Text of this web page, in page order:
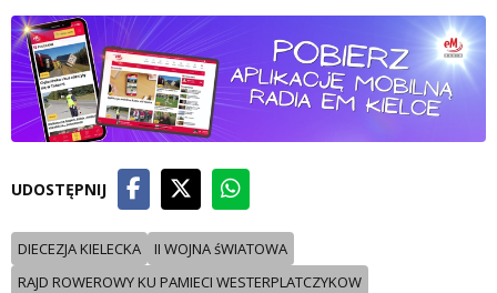
UDOSTĘPNIJ
DIECEZJA KIELECKA
II WOJNA śWIATOWA
RAJD ROWEROWY KU PAMIECI WESTERPLATCZYKOW